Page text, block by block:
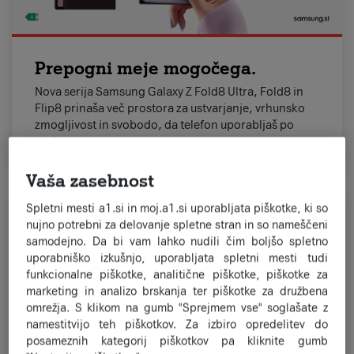
Prepogni meje mogočega.
Nova serija Samsung Galaxy Z Fold8 Ultra, Fold8 in
Flip8 prinaša več prostora za ustvarjanje, vrhunsko
zmogljivost in svobodo, da telefon uporabljaš po
svoje.
Vaša zasebnost
Spletni mesti a1.si in moj.a1.si uporabljata piškotke, ki so
nujno potrebni za delovanje spletne stran in so nameščeni
samodejno. Da bi vam lahko nudili čim boljšo spletno
uporabniško izkušnjo, uporabljata spletni mesti tudi
funkcionalne piškotke, analitične piškotke, piškotke za
marketing in analizo brskanja ter piškotke za družbena
omrežja. S klikom na gumb "Sprejmem vse" soglašate z
namestitvijo teh piškotkov. Za izbiro opredelitev do
posameznih kategorij piškotkov pa kliknite gumb